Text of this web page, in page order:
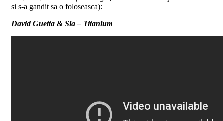
si s-a gandit sa o foloseasca):
David Guetta & Sia – Titanium